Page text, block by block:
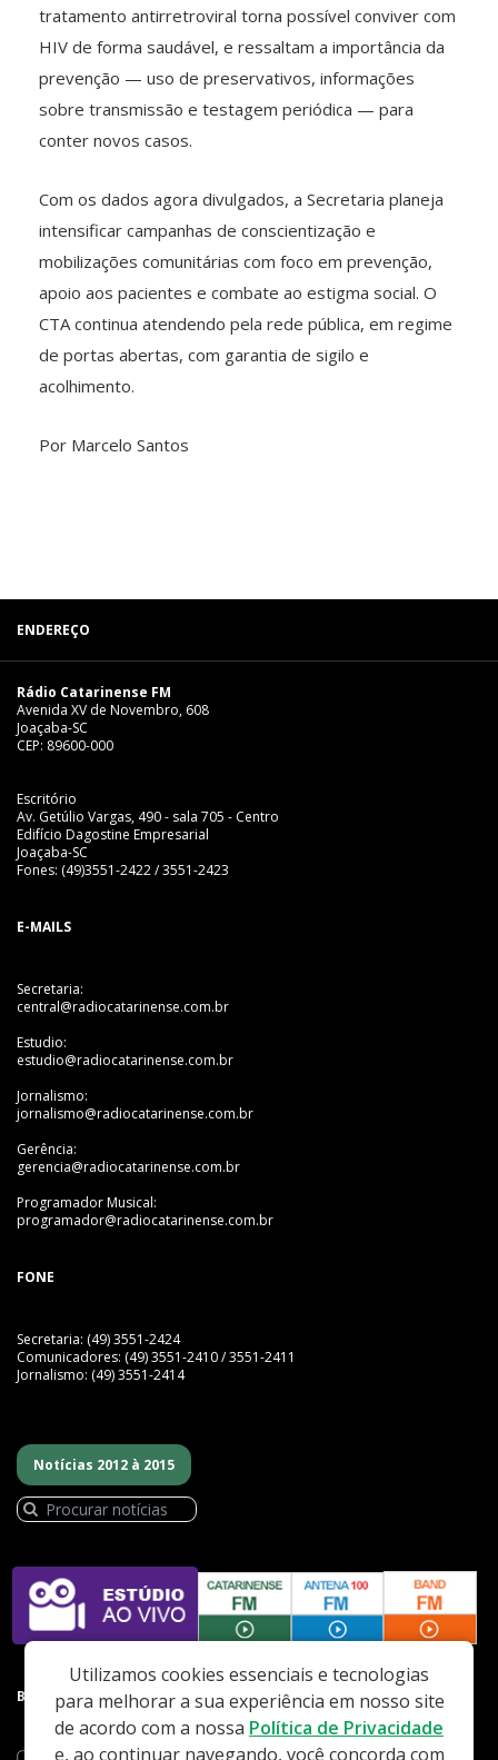
tratamento antirretroviral torna possível conviver com
HIV de forma saudável, e ressaltam a importância da
prevenção — uso de preservativos, informações
sobre transmissão e testagem periódica — para
conter novos casos.
Com os dados agora divulgados, a Secretaria planeja
intensificar campanhas de conscientização e
mobilizações comunitárias com foco em prevenção,
apoio aos pacientes e combate ao estigma social. O
CTA continua atendendo pela rede pública, em regime
de portas abertas, com garantia de sigilo e
acolhimento.
Por Marcelo Santos
ENDEREÇO
Rádio Catarinense FM
Avenida XV de Novembro, 608
Joaçaba-SC
CEP: 89600-000
Escritório
Av. Getúlio Vargas, 490 - sala 705 - Centro
Edifício Dagostine Empresarial
Joaçaba-SC
Fones: (49)3551-2422 / 3551-2423
E-MAILS
Secretaria:
central@radiocatarinense.com.br
Estudio:
estudio@radiocatarinense.com.br
Jornalismo:
jornalismo@radiocatarinense.com.br
Gerência:
gerencia@radiocatarinense.com.br
Programador Musical:
programador@radiocatarinense.com.br
FONE
Secretaria: (49) 3551-2424
Comunicadores: (49) 3551-2410 / 3551-2411
Jornalismo: (49) 3551-2414
Notícias 2012 à 2015
BAIXE NOSSO APP
Utilizamos cookies essenciais e tecnologias
para melhorar a sua experiência em nosso site
de acordo com a nossa Política de Privacidade
e, ao continuar navegando, você concorda com